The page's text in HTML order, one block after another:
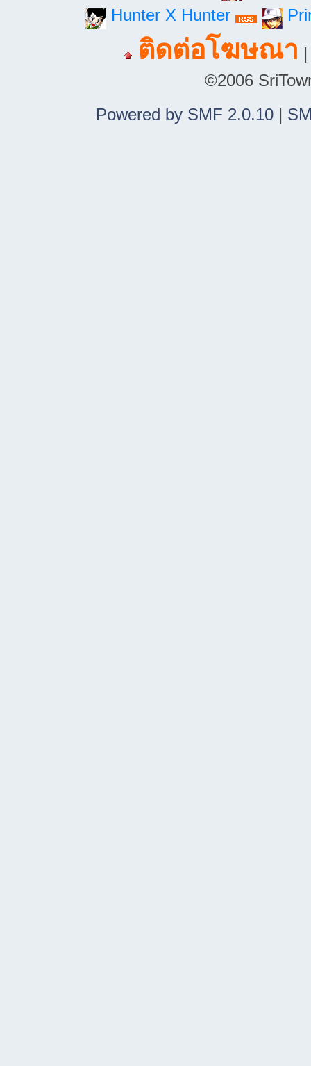
Hunter X Hunter
ติดต่อโฆษณา
©2006
Powered by SMF 2.0.10|